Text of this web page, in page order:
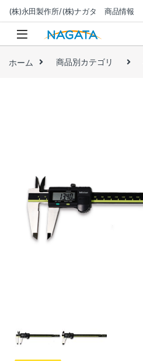
(株)永田製作所/(株)ナガタ 商品情報
ホーム 商品別カテゴリ